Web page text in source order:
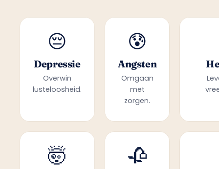
😔
Depressie
Overwin
lusteloosheid.
😰
Angsten
Omgaan
met
zorgen.
🤯 🥀